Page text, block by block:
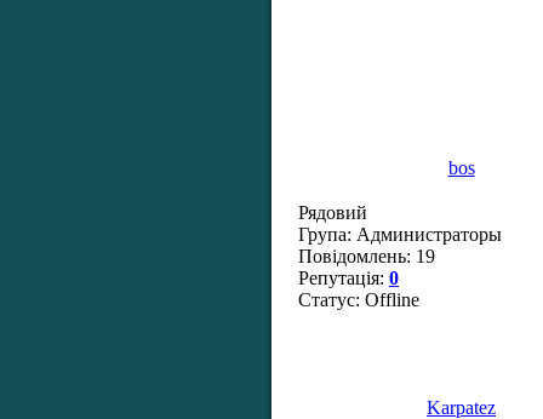
bos
Рядовий
Група: Администраторы
Повідомлень: 19
Репутація: 0
Статус: Offline
Karpatez